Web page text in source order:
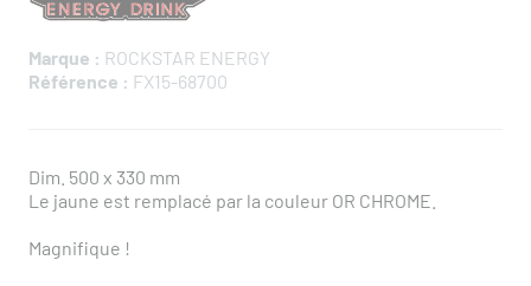
Marque : ROCKSTAR ENERGY
Référence : FX15-68700
Dim. 500 x 330 mm
Le jaune est remplacé par la couleur OR CHROME.
Magnifique !